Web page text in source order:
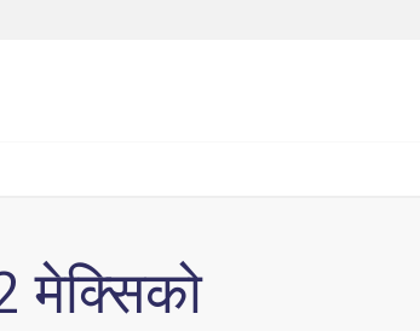
मेक्सिको